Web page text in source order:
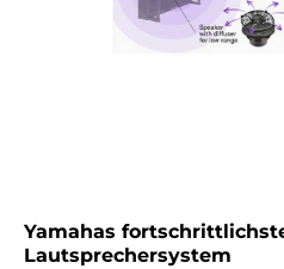
Yamahas
Lautsprechersystem